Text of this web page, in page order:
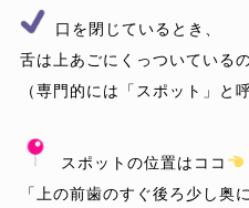
口を閉じているとき、
舌は 上あごにくっついている
（専門的には「スポット」と
スポットの位置はココ